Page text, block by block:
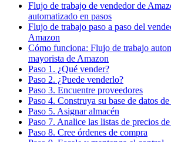
Flujo de trabajo de vendedor de
automatizado en pasos
Flujo de trabajo paso a paso del
Amazon
Cómo funciona: Flujo de trabajo
mayorista de Amazon
Paso 1. ¿Qué vender?
Paso 2. ¿Puede venderlo?
Paso 3. Encuentre proveedores
Paso 4. Construya su base de datos
Paso 5. Asignar almacén
Paso 7. Analice las listas de precios
Paso 8. Cree órdenes de compra